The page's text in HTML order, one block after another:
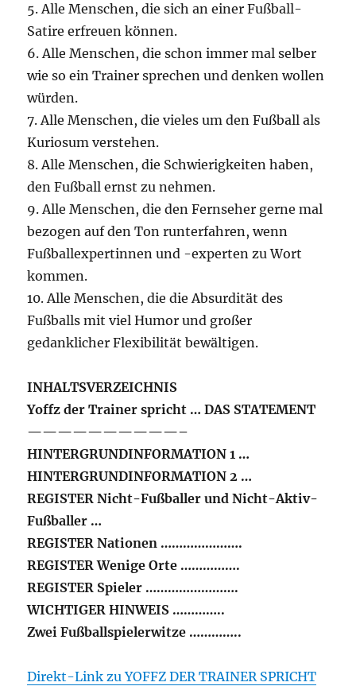
5. Alle Menschen, die sich an einer Fußball-
Satire erfreuen können.
6. Alle Menschen, die schon immer mal selber
wie so ein Trainer sprechen und denken wollen
würden.
7. Alle Menschen, die vieles um den Fußball als
Kuriosum verstehen.
8. Alle Menschen, die Schwierigkeiten haben,
den Fußball ernst zu nehmen.
9. Alle Menschen, die den Fernseher gerne mal
bezogen auf den Ton runterfahren, wenn
Fußballexpertinnen und -experten zu Wort
kommen.
10. Alle Menschen, die die Absurdität des
Fußballs mit viel Humor und großer
gedanklicher Flexibilität bewältigen.
INHALTSVERZEICHNIS
Yoffz der Trainer spricht … DAS STATEMENT
——————————–
HINTERGRUNDINFORMATION 1 …
HINTERGRUNDINFORMATION 2 …
REGISTER Nicht-Fußballer und Nicht-Aktiv-
Fußballer …
REGISTER Nationen ………………….
REGISTER Wenige Orte …………….
REGISTER Spieler …………………….
WICHTIGER HINWEIS …………..
Zwei Fußballspielerwitze …………..
Direkt-Link zu YOFFZ DER TRAINER SPRICHT